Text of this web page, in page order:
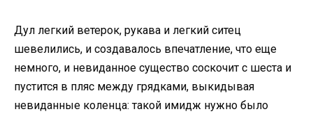
Дул легкий ветерок, рукава и легкий ситец
шевелились, и создавалось впечатление, что еще
немного, и невиданное существо соскочит с шеста и
пустится в пляс между грядками, выкидывая
невиданные коленца: такой имидж нужно было